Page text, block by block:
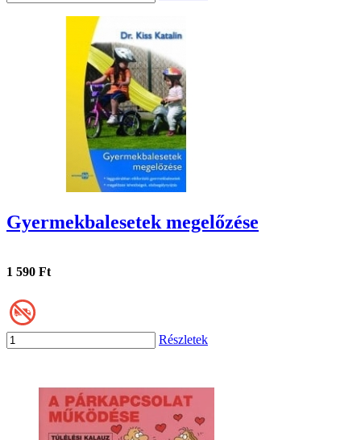
Gyermekbalesetek megelőzése
1 590 Ft
Részletek